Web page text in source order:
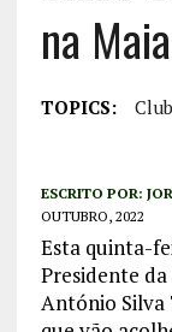
na Maia
TOPICS:
ESCRITO POR:
OUTUBRO, 2022
Esta quinta-
Presidente
António Silva